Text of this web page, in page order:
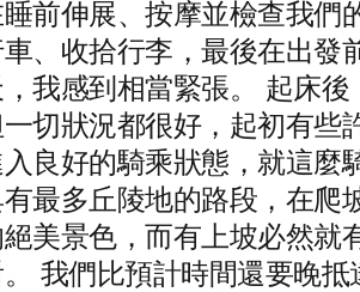
前伸展、按摩並檢查我們
、收拾行李，最後在出發
，我感到相當緊張。 起床後
切狀況都很好，起初有些
良好的騎乘狀態，就這麼
最多丘陵地的路段，在爬
絕美景色，而有上坡必然就
我們比預計時間還要晚